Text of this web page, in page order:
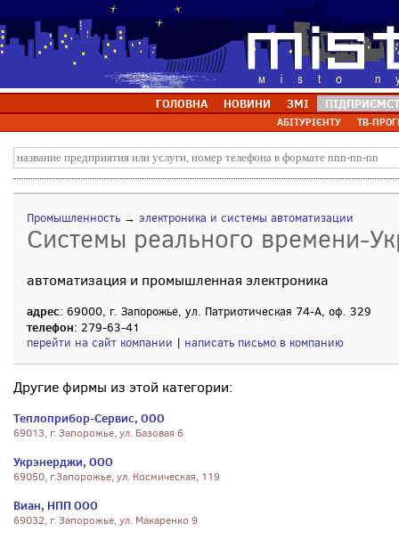
ГОЛОВНА НОВИНИ ЗМІ
АБІТУРІЄНТУ ТВ-
Промышленность → электроника и системы автоматизации
Системы реального времени-
автоматизация и промышленная электроника
адрес: 69000, г. Запорожье, ул. Патриотическая 74-А, оф. 329
телефон: 279-63-41
перейти на сайт компании | написать письмо в компанию
Другие фирмы из этой категории:
Теплоприбор-Сервис, ООО
69013, г. Запорожье, ул. Базовая 6
Укрэнерджи, ООО
69050, г.Запорожье, ул. Космическая, 119
Виан, НПП ООО
69032, г. Запорожье, ул. Макаренко 9